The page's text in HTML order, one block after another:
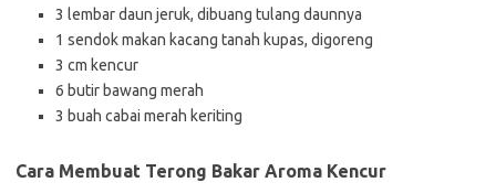
3 lembar daun jeruk, dibuang tulang daunnya
1 sendok makan kacang tanah kupas, digoreng
3 cm kencur
6 butir bawang merah
3 buah cabai merah keriting
Cara Membuat Terong Bakar Aroma Kencur